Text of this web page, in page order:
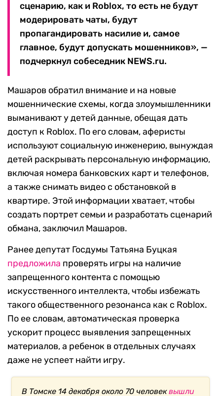
сценарию, как и Roblox, то есть не будут
модерировать чаты, будут
пропагандировать насилие и, самое
главное, будут допускать мошенников», —
подчеркнул собеседник NEWS.ru.
Машаров обратил внимание и на новые
мошеннические схемы, когда злоумышленники
выманивают у детей данные, обещая дать
доступ к Roblox. По его словам, аферисты
используют социальную инженерию, вынуждая
детей раскрывать персональную информацию,
включая номера банковских карт и телефонов,
а также снимать видео с обстановкой в
квартире. Этой информации хватает, чтобы
создать портрет семьи и разработать сценарий
обмана, заключил Машаров.
Ранее депутат Госдумы Татьяна Буцкая
предложила проверять игры на наличие
запрещенного контента с помощью
искусственного интеллекта, чтобы избежать
такого общественного резонанса как с Roblox.
По ее словам, автоматическая проверка
ускорит процесс выявления запрещенных
материалов, а ребенок в отдельных случаях
даже не успеет найти игру.
В Томске 14 декабря около 70 человеквышли